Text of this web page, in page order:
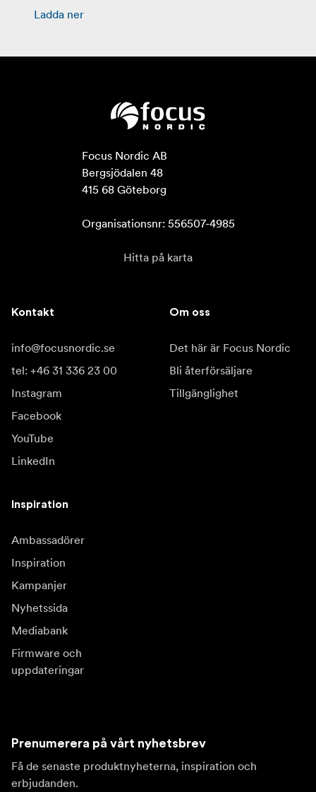
Ladda ner
Focus Nordic AB
Bergsjödalen 48
415 68 Göteborg
Organisationsnr: 556507-4985
Hitta på karta
Kontakt
info@focusnordic.se
tel: +46 31 336 23 00
Instagram
Facebook
YouTube
LinkedIn
Om oss
Det här är Focus Nordic
Bli återförsäljare
Tillgänglighet
Inspiration
Ambassadörer
Inspiration
Kampanjer
Nyhetssida
Mediabank
Firmware och
uppdateringar
Prenumerera på vårt nyhetsbrev
Få de senaste produktnyheterna, inspiration och
erbjudanden.